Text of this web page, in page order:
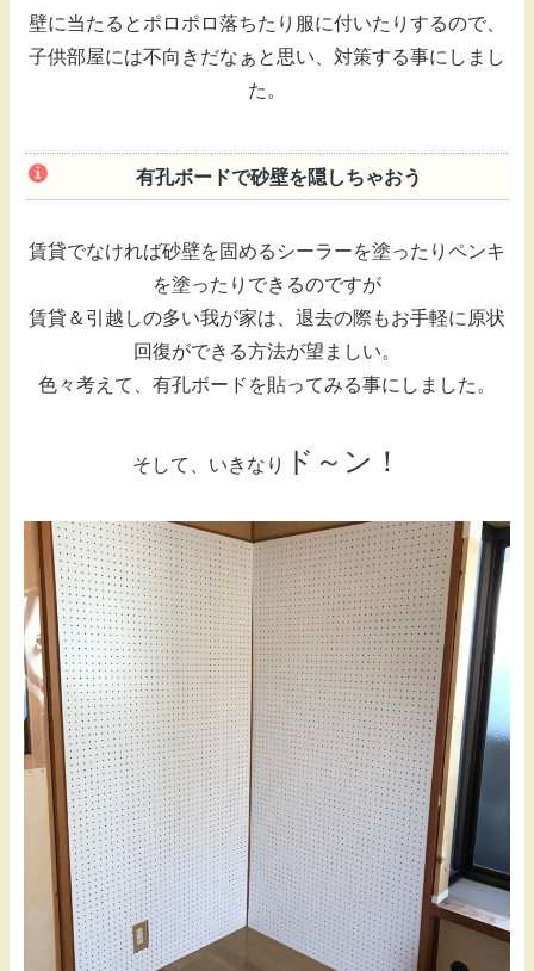
壁に当たるとポロポロ落ちたり服に付いたりするので、
子供部屋には不向きだなぁと思い、対策する事にしまし
た。
有孔ボードで砂壁を隠しちゃおう
賃貸でなければ砂壁を固めるシーラーを塗ったりペンキ
を塗ったりできるのですが
賃貸＆引越しの多い我が家は、退去の際もお手軽に原状
回復ができる方法が望ましい。
色々考えて、有孔ボードを貼ってみる事にしました。
そして、いきなり ド～ン！